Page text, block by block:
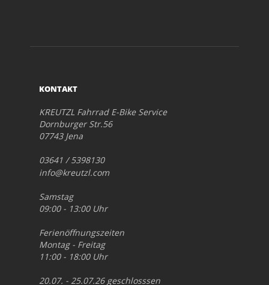
KONTAKT
KREUTZL Fahrrad E-Bike Service
Dornburger Str.56
07743 Jena
03641 / 5398130
info@kreutzl.com
Samstag
09:00 - 13:00 Uhr
Ferienöffnungszeiten
Montag - Freitag
11:00 - 18:00 Uhr
20.07. - 25.07.26 geschlosssen